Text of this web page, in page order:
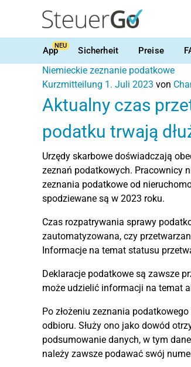
AppNEU Sicherheit Preise
Niemieckie zeznanie podatkowe
Kurzmitteilung 1. Juli 2023 von
Aktualny czas
podatku trwają
Urzędy skarbowe doświadczają
zeznań podatkowych. Pracownicy
zeznania podatkowe od
spodziewane są w 2023 roku.
Czas rozpatrywania sprawy
zautomatyzowana, czy
Informacje na temat statusu
Deklaracje podatkowe są zawsze
może udzielić informacji na temat
Po złożeniu zeznania
odbioru. Służy ono jako dowód
podsumowanie danych, w tym
należy zawsze podawać swój